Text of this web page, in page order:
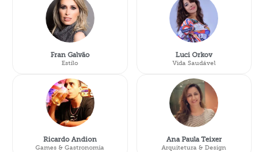
Fran Galvão
Estilo
Ricardo Andion
Games & Gastronomia
Luci Orkov
Vida Saudável
Ana Paula Teixer
Arquitetura & Design